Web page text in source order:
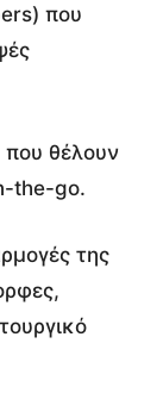
που
που θέλουν
the-go.
της